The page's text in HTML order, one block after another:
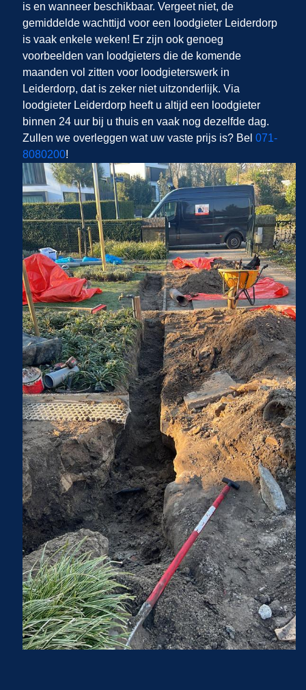
is en wanneer beschikbaar. Vergeet niet, de
gemiddelde wachttijd voor een loodgieter Leiderdorp
is vaak enkele weken! Er zijn ook genoeg
voorbeelden van loodgieters die de komende
maanden vol zitten voor loodgieterswerk in
Leiderdorp, dat is zeker niet uitzonderlijk. Via
loodgieter Leiderdorp heeft u altijd een loodgieter
binnen 24 uur bij u thuis en vaak nog dezelfde dag.
Zullen we overleggen wat uw vaste prijs is? Bel 071-
8080200!